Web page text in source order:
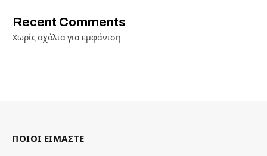
Recent Comments
Χωρίς σχόλια για εμφάνιση.
ΠΟΙΟΙ ΕΙΜΑΣΤΕ